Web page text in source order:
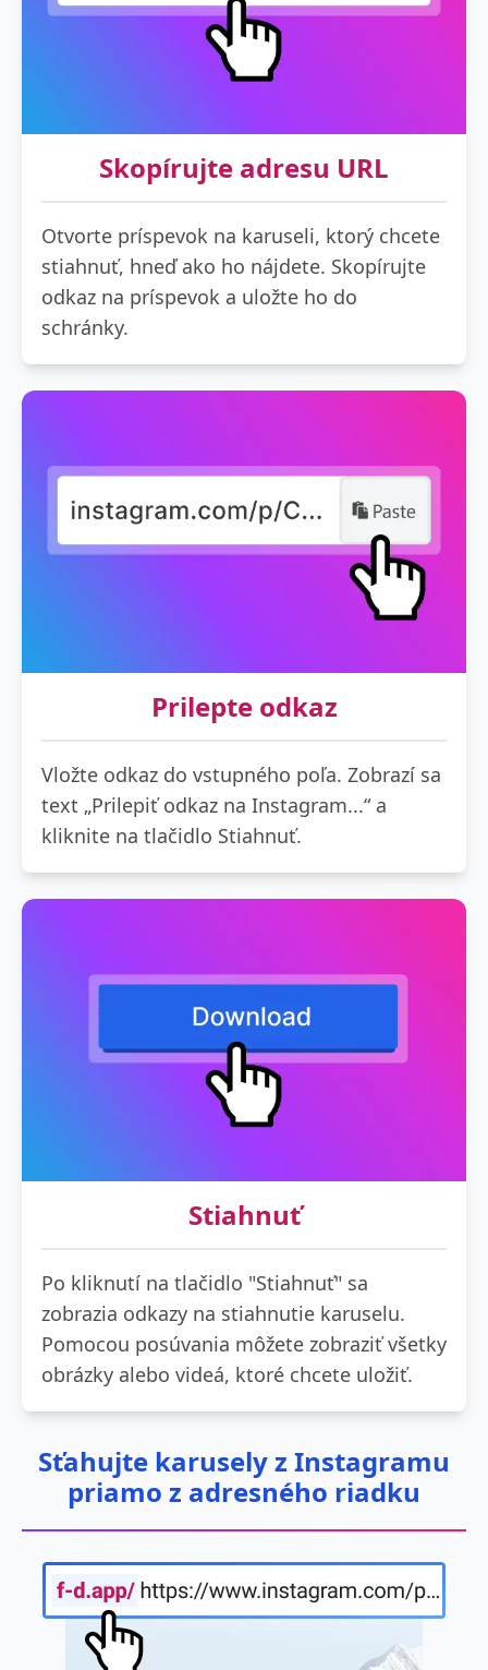
Skopírujte adresu URL
Otvorte príspevok na karuseli, ktorý chcete
stiahnuť, hneď ako ho nájdete. Skopírujte
odkaz na príspevok a uložte ho do
schránky.
Prilepte odkaz
Vložte odkaz do vstupného poľa. Zobrazí sa
text „Prilepiť odkaz na Instagram...“ a
kliknite na tlačidlo Stiahnuť.
Stiahnuť
Po kliknutí na tlačidlo "Stiahnuť" sa
zobrazia odkazy na stiahnutie karuselu.
Pomocou posúvania môžete zobraziť všetky
obrázky alebo videá, ktoré chcete uložiť.
Sťahujte karusely z Instagramu
priamo z adresného riadku